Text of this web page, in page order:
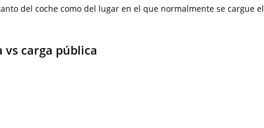
del coche como del lugar en el que normalmente se cargue el
vs carga pública